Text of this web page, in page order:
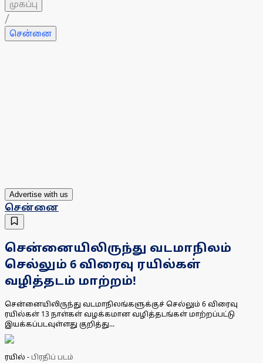
முகப்பு
/
சென்னை
Advertise with us
சென்னை
சென்னையிலிருந்து வடமாநிலம்
செல்லும் 6 விரைவு ரயில்கள்
வழித்தடம் மாற்றம்!
சென்னையிலிருந்து வடமாநிலங்களுக்குச் செல்லும் 6 விரைவு
ரயில்கள் 13 நாள்கள் வழக்கமான வழித்தடங்கள் மாற்றப்பட்டு
இயக்கப்படவுள்ளது குறித்து...
ரயில் - பிரதிப் படம்